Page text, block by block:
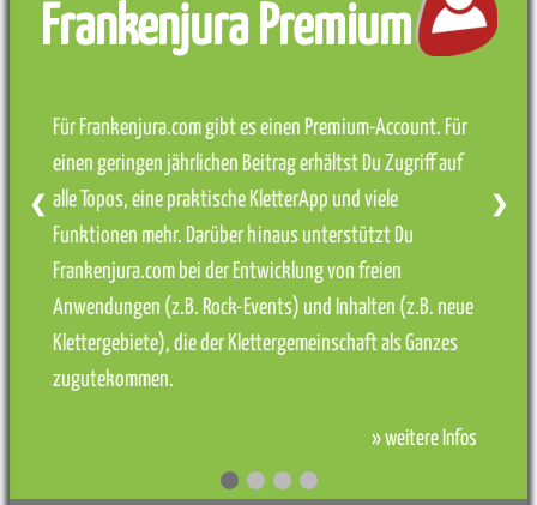
Frankenjura Premium
Für Frankenjura.com gibt es einen Premium-Account. Für
einen geringen jährlichen Beitrag erhältst Du Zugriff auf
alle Topos, eine praktische KletterApp und viele
Funktionen mehr. Darüber hinaus unterstützt Du
Frankenjura.com bei der Entwicklung von freien
Anwendungen (z.B. Rock-Events) und Inhalten (z.B. neue
Klettergebiete), die der Klettergemeinschaft als Ganzes
zugutekommen.
» weitere Infos
❮ ❯